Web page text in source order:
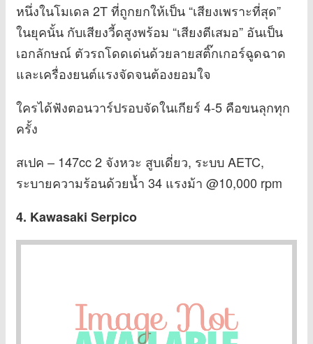
หนึ่งในโมเดล 2T ที่ถูกยกให้เป็น “เสียงเพราะที่สุด”
ในยุคนั้น กับเสียงวี้ดสูงพร้อม “เสียงตีเสมอ” อันเป็น
เอกลักษณ์ ตัวรถโดดเด่นด้วยลายสติ๊กเกอร์ฉูดฉาด
และเครื่องยนต์แรงจัดจนต้องยอมใจ
ใครได้ฟังตอนวาร์ปรอบจัดในเกียร์ 4-5 คือขนลุกทุก
ครั้ง
สเปค – 147cc 2 จังหวะ สูบเดี่ยว, ระบบ AETC,
ระบายความร้อนด้วยน้ำ 34 แรงม้า @10,000 rpm
4. Kawasaki Serpico